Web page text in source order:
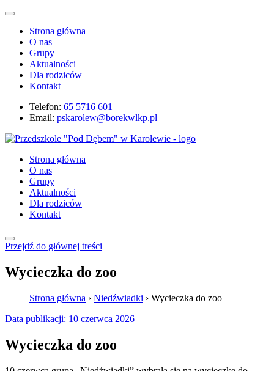
Strona główna
O nas
Grupy
Aktualności
Dla rodziców
Kontakt
Telefon: 65 5716 601
Email: pskarolew@borekwlkp.pl
Strona główna
O nas
Grupy
Aktualności
Dla rodziców
Kontakt
Przejdź do głównej treści
Wycieczka do zoo
Strona główna › Niedźwiadki › Wycieczka do zoo
Data publikacji: 10 czerwca 2026
Wycieczka do zoo